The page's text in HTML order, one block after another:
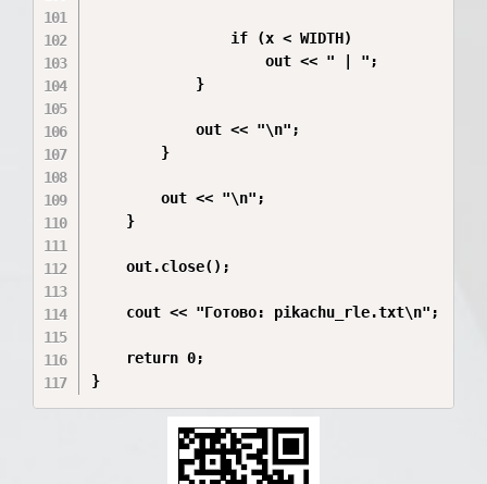
                if (x < WIDTH)
                    out << " | ";
            }
            out << "\n";
        }
        out << "\n";
    }
    out.close();
    cout << "Готово: pikachu_rle.txt\n";
    return 0;
}